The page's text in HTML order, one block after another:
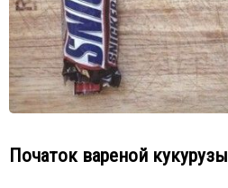
Початок вареной кукурузы